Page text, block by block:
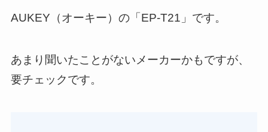
AUKEY（オーキー）の「EP-T21」です。
あまり聞いたことがないメーカーかもですが、
要チェックです。